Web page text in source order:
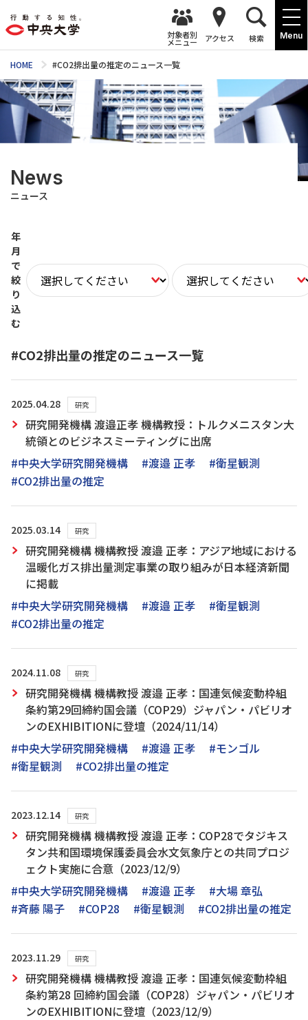
Menu
対象者別
メニュー アクセス 検索
HOME #CO2排出量の推定のニュース一覧
News
ニュース
年
月
で
絞
り
込
む
#CO2排出量の推定のニュース一覧
2025.04.28 研究
研究開発機構 渡邉正孝 機構教授：トルクメニスタン大
統領とのビジネスミーティングに出席
#中央大学研究開発機構
#渡邉 正孝
#衛星観測
#CO2排出量の推定
2025.03.14 研究
研究開発機構 機構教授 渡邉 正孝：アジア地域における
温暖化ガス排出量測定事業の取り組みが日本経済新聞
に掲載
#中央大学研究開発機構
#渡邉 正孝
#衛星観測
#CO2排出量の推定
2024.11.08 研究
研究開発機構 機構教授 渡邉 正孝：国連気候変動枠組
条約第29回締約国会議（COP29）ジャパン・パビリオ
ンのEXHIBITIONに登壇（2024/11/14）
#中央大学研究開発機構
#渡邉 正孝
#モンゴル
#衛星観測
#CO2排出量の推定
2023.12.14 研究
研究開発機構 機構教授 渡邉 正孝：COP28でタジキス
タン共和国環境保護委員会水文気象庁との共同プロジ
ェクト実施に合意（2023/12/9）
#中央大学研究開発機構
#渡邉 正孝
#大場 章弘
#斉藤 陽子
#COP28 #衛星観測 #CO2排出量の推定
2023.11.29 研究
研究開発機構 機構教授 渡邉 正孝：国連気候変動枠組
条約第28 回締約国会議（COP28）ジャパン・パビリオ
ンのEXHIBITIONに登壇（2023/12/9）